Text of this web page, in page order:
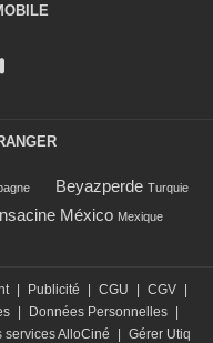
Beyazperde Turquie
México Mexique
Publicité CGU CGV
Données Personnelles
services AlloCiné Gérer Utiq